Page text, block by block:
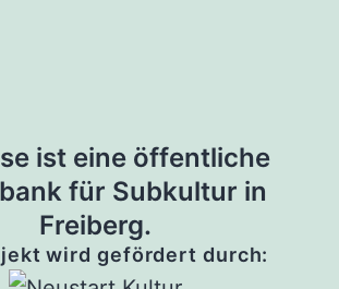
ist eine öffentliche
für Subkultur in
Freiberg.
wird gefördert durch: